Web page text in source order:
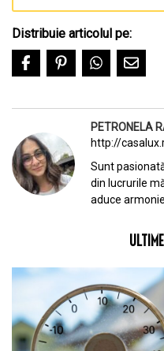
Distribuie articolul pe:
PETRONELA
http://
Sunt
din lucrurile
aduce